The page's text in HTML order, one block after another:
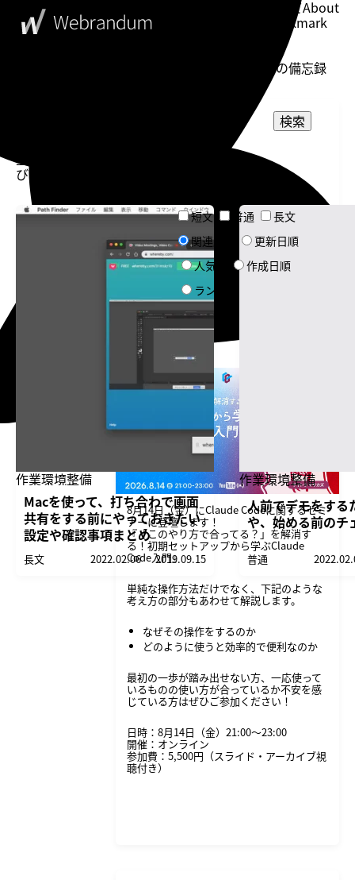
このブログについてAbout
Bookmark
ウェブデザイナーの備忘録
並
び：
作業環境整備
Macを使って、打ち合わで画面
共有をする前にやっておきたい
設定や確認事項まとめ
長文 2022.02.06 2019.09.15
チェックリスト
作業環境整備
人前でデモをする
や、始める前のチ
普通
BetterTouchTool
Mousepose
チェックリスト
検索
文章量 短文 普通 長文
ソート 関連度順
更新日順
人気順
作成日順
ランダム
告知
8月14日（金）にClaude Codeに関するセミ
ナーに登壇します！
『「このやり方で合ってる？」を解消す
る！初期セットアップから学ぶClaude
Code入門』
単純な操作方法だけでなく、下記のような
考え方の部分もあわせて解説します。
なぜその操作をするのか
どのように使うと効率的で便利なのか
最初の一歩が踏み出せない方、一応使って
いるものの使い方が合っているか不安を感
じている方はぜひご参加ください！
日時：8月14日（金）21:00〜23:00
開催：オンライン
参加費：5,500円（スライド・アーカイブ視
聴付き）